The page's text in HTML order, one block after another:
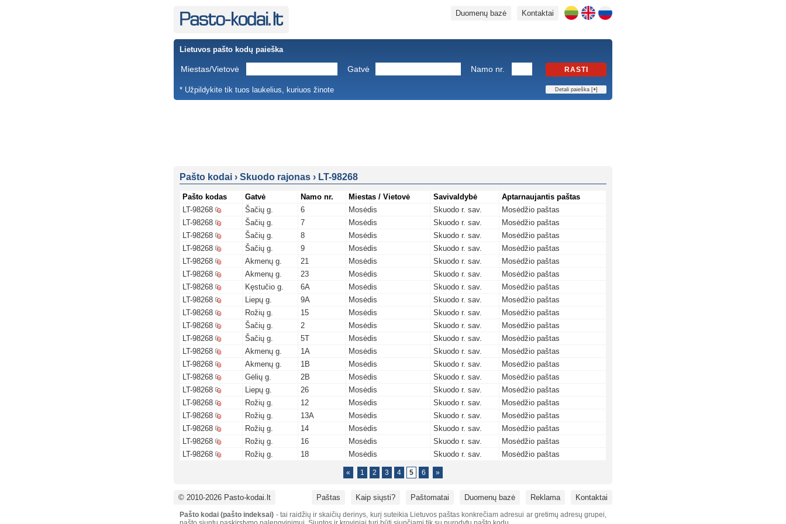
Kontaktai
Duomenų bazė
Lietuvos pašto kodų paieška
Miestas/Vietovė Gatvė Namo nr. RASTI
* Užpildykite tik tuos laukelius, kuriuos žinote Detali paieška [+]
Pašto kodai › Skuodo rajonas › LT-98268
Pašto kodas Gatvė Namo nr. Miestas / Vietovė Savivaldybė
Aptarnaujantis paštas
LT-98268
Šačių g. 6 Mosėdis Skuodo r. sav.
Mosėdžio paštas
LT-98268
Šačių g. 7 Mosėdis Skuodo r. sav.
Mosėdžio paštas
LT-98268
Šačių g. 8 Mosėdis Skuodo r. sav.
Mosėdžio paštas
LT-98268
Šačių g. 9 Mosėdis Skuodo r. sav.
Mosėdžio paštas
LT-98268
Akmenų g. 21 Mosėdis Skuodo r. sav.
Mosėdžio paštas
LT-98268
Akmenų g. 23 Mosėdis Skuodo r. sav.
Mosėdžio paštas
LT-98268
Kęstučio g. 6A Mosėdis Skuodo r. sav.
Mosėdžio paštas
LT-98268
Liepų g. 9A Mosėdis Skuodo r. sav.
Mosėdžio paštas
LT-98268
Rožių g. 15 Mosėdis Skuodo r. sav.
Mosėdžio paštas
LT-98268
Šačių g. 2 Mosėdis Skuodo r. sav.
Mosėdžio paštas
LT-98268
Šačių g. 5T Mosėdis Skuodo r. sav.
Mosėdžio paštas
LT-98268
Akmenų g. 1A Mosėdis Skuodo r. sav.
Mosėdžio paštas
LT-98268
Akmenų g. 1B Mosėdis Skuodo r. sav.
Mosėdžio paštas
LT-98268
Gėlių g. 2B Mosėdis Skuodo r. sav.
Mosėdžio paštas
LT-98268
Liepų g. 26 Mosėdis Skuodo r. sav.
Mosėdžio paštas
LT-98268
Rožių g. 12 Mosėdis Skuodo r. sav.
Mosėdžio paštas
LT-98268
Rožių g. 13A Mosėdis Skuodo r. sav.
Mosėdžio paštas
LT-98268
Rožių g. 14 Mosėdis Skuodo r. sav.
Mosėdžio paštas
LT-98268
Rožių g. 16 Mosėdis Skuodo r. sav.
Mosėdžio paštas
LT-98268
Rožių g. 18 Mosėdis Skuodo r. sav. Mosėdžio paštas
« 1 2 3 4 5 6 »
© 2010-2026 Pasto-kodai.lt Paštas Kaip siųsti? Paštomatai Duomenų bazė Reklama Kontaktai
Pašto kodai (pašto indeksai) - tai raidžių ir skaičių derinys, kurį suteikia Lietuvos paštas konkrečiam adresui ar gretimų adresų grupei,